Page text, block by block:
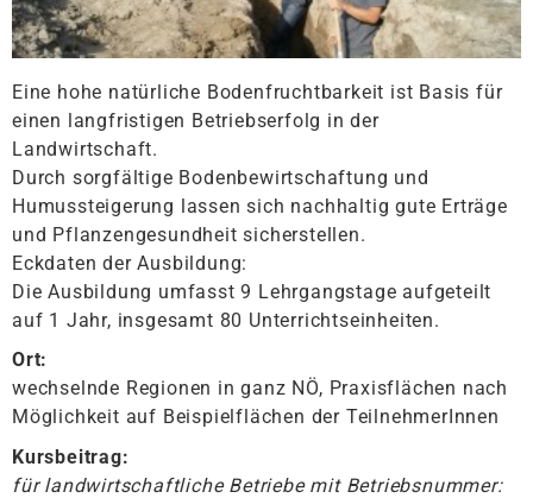
Eine hohe natürliche Bodenfruchtbarkeit ist Basis für
einen langfristigen Betriebserfolg in der
Landwirtschaft.
Durch sorgfältige Bodenbewirtschaftung und
Humussteigerung lassen sich nachhaltig gute Erträge
und Pflanzengesundheit sicherstellen.
Eckdaten der Ausbildung:
Die Ausbildung umfasst 9 Lehrgangstage aufgeteilt
auf 1 Jahr, insgesamt 80 Unterrichtseinheiten.
Ort:
wechselnde Regionen in ganz NÖ, Praxisflächen nach
Möglichkeit auf Beispielflächen der TeilnehmerInnen
Kursbeitrag:
für landwirtschaftliche Betriebe mit Betriebsnummer: